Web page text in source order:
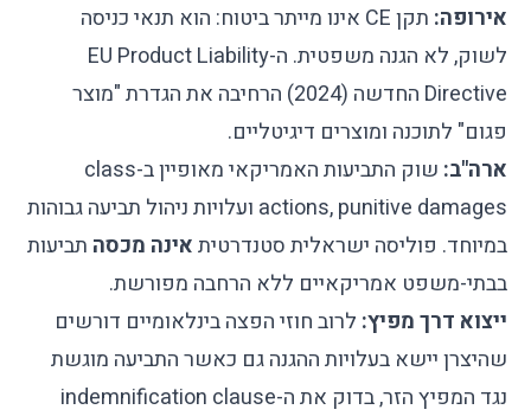
אירופה:
תקן CE אינו מייתר ביטוח: הוא תנאי כניסה
לשוק, לא הגנה משפטית. ה-EU Product Liability
Directive החדשה (2024) הרחיבה את הגדרת "מוצר
פגום" לתוכנה ומוצרים דיגיטליים.
ארה"ב:
שוק התביעות האמריקאי מאופיין ב-class
actions, punitive damages ועלויות ניהול תביעה גבוהות
במיוחד. פוליסה ישראלית סטנדרטיתאינה מכסה תביעות
בבתי-משפט אמריקאיים ללא הרחבה מפורשת.
ייצוא דרך מפיץ: לרוב חוזי הפצה בינלאומיים דורשים
שהיצרן יישא בעלויות ההגנה גם כאשר התביעה מוגשת
נגד המפיץ הזר, בדוק את ה-indemnification clause